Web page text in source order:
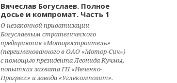
Вячеслав Богуслаев. Полное
досье и компромат. Часть 1
О незаконной приватизации
Богуслаевым стратегического
предприятия «Моторостроитель»
(переименованного в ОАО «Мотор-Сич»)
с помощью президента Леонида Кучмы,
попытках захвата ГП «Ивченко-
Прогресс» и завода «Углекомпозит».